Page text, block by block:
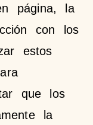
página, la
con los
estos
que los
la